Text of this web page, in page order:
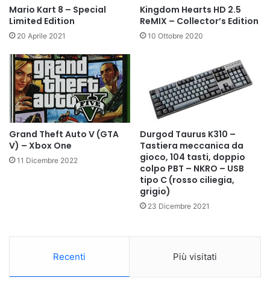
Mario Kart 8 – Special
Limited Edition
20 Aprile 2021
Kingdom Hearts HD 2.5
ReMIX – Collector’s Edition
10 Ottobre 2020
Grand Theft Auto V (GTA
V) – Xbox One
11 Dicembre 2022
Durgod Taurus K310 –
Tastiera meccanica da
gioco, 104 tasti, doppio
colpo PBT – NKRO – USB
tipo C (rosso ciliegia,
grigio)
23 Dicembre 2021
Recenti Più visitati